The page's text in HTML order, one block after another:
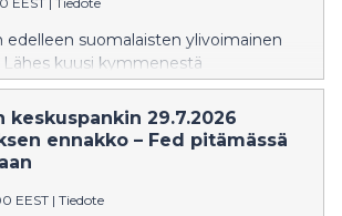
kan främjas ett steg i
edelleen suomalaisten ylivoimainen
kuusi kymmenestä
omakotitalon
Vaikka asumiskeskustelussa
tiivistyminen, suomalaisten
painottuvat edelleen rauhallinen sijainti
tarjoavat tällä hetkellä myös
keskuspankin 29.7.2026
ennakko – Fed pitämässä
EEST | Tiedote